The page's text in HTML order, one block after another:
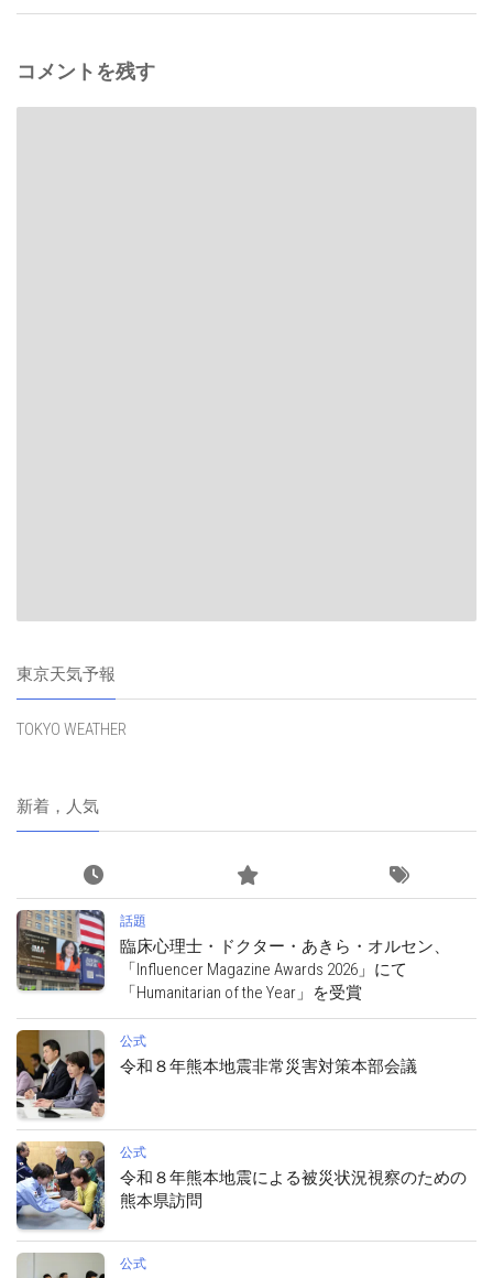
コメントを残す
東京天気予報
TOKYO WEATHER
新着，人気
話題
臨床心理士・ドクター・あきら・オルセン、
「Influencer Magazine Awards 2026」にて
「Humanitarian of the Year」を受賞
公式
令和８年熊本地震非常災害対策本部会議
公式
令和８年熊本地震による被災状況視察のための
熊本県訪問
公式